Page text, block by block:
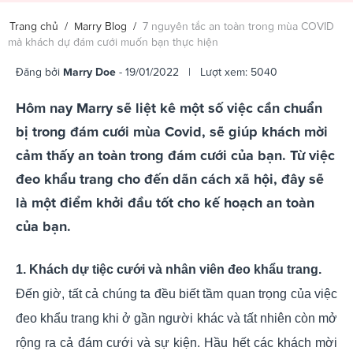
Trang chủ / Marry Blog / 7 nguyên tắc an toàn trong mùa COVID
mà khách dự đám cưới muốn bạn thực hiện
Đăng bởi Marry Doe - 19/01/2022 | Lượt xem: 5040
Hôm nay Marry sẽ liệt kê một số việc cần chuẩn
bị trong đám cưới mùa Covid, sẽ giúp khách mời
cảm thấy an toàn trong đám cưới của bạn. Từ việc
đeo khẩu trang cho đến dãn cách xã hội, đây sẽ
là một điểm khởi đầu tốt cho kế hoạch an toàn
của bạn.
1. Khách dự tiệc cưới và nhân viên đeo khẩu trang.
Đến giờ, tất cả chúng ta đều biết tầm quan trọng của việc
đeo khẩu trang khi ở gần người khác và tất nhiên còn mở
rộng ra cả đám cưới và sự kiện. Hầu hết các khách mời